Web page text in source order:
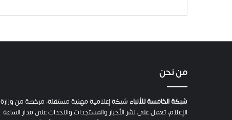
من نحن
شبكة الخامسة للأنباء شبكة إعلامية مهنية مستقلة، مرخصة من وزارة
الإعلام، تعمل على نشر الأخبار والمستجدات والاحداث على مدار الساعة